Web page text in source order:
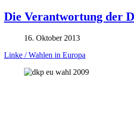
Die Verantwortung der
16. Oktober 2013
Linke / Wahlen in Europa